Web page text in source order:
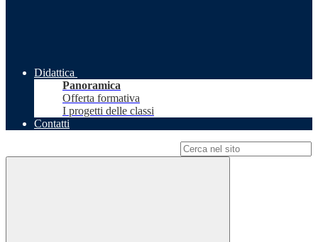
Didattica
Panoramica
Offerta formativa
I progetti delle classi
Contatti